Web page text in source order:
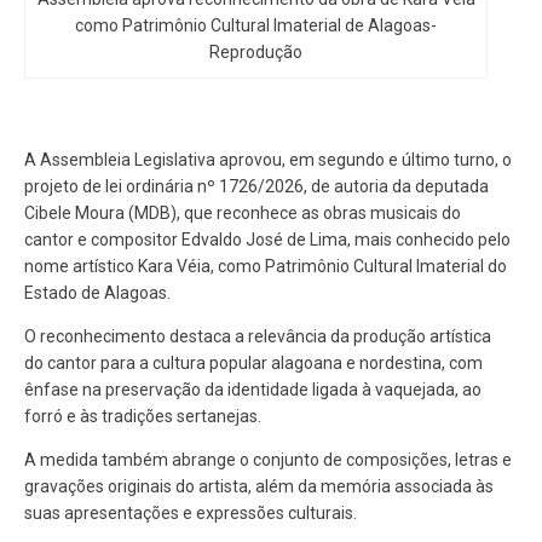
como Patrimônio Cultural Imaterial de Alagoas-
Reprodução
A Assembleia Legislativa aprovou, em segundo e último turno, o
projeto de lei ordinária nº 1726/2026, de autoria da deputada
Cibele Moura (MDB), que reconhece as obras musicais do
cantor e compositor Edvaldo José de Lima, mais conhecido pelo
nome artístico Kara Véia, como Patrimônio Cultural Imaterial do
Estado de Alagoas.
O reconhecimento destaca a relevância da produção artística
do cantor para a cultura popular alagoana e nordestina, com
ênfase na preservação da identidade ligada à vaquejada, ao
forró e às tradições sertanejas.
A medida também abrange o conjunto de composições, letras e
gravações originais do artista, além da memória associada às
suas apresentações e expressões culturais.